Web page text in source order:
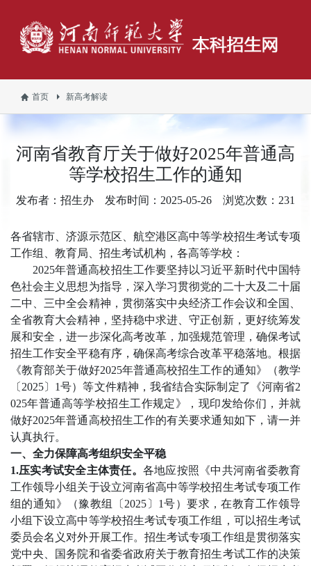
首页 新高考解读
河南省教育厅关于做好2025年普通高
等学校招生工作的通知
发布者：招生办 发布时间：2025-05-26 浏览次数： 231
各省辖市、济源示范区、航空港区高中等学校招生考试专项
工作组、教育局、招生考试机构，各高等学校：
2025年普通高校招生工作要坚持以习近平新时代中国特
色社会主义思想为指导，深入学习贯彻党的二十大及二十届
二中、三中全会精神，贯彻落实中央经济工作会议和全国、
全省教育大会精神，坚持稳中求进、守正创新，更好统筹发
展和安全，进一步深化高考改革，加强规范管理，确保考试
招生工作安全平稳有序，确保高考综合改革平稳落地。根据
《教育部关于做好2025年普通高校招生工作的通知》（教学
〔2025〕1号）等文件精神，我省结合实际制定了《河南省2
025年普通高等学校招生工作规定》，现印发给你们，并就
做好2025年普通高校招生工作的有关要求通知如下，请一并
认真执行。
一、全力保障高考组织安全平稳
1.压实考试安全主体责任。 各地应按照《中共河南省委教育
工作领导小组关于设立河南省高中等学校招生考试专项工作
组的通知》（豫教组〔2025〕1号）要求，在教育工作领导
小组下设立高中等学校招生考试专项工作组，可以招生考试
委员会名义对外开展工作。招生考试专项工作组是贯彻落实
党中央、国务院和省委省政府关于教育招生考试工作的决策